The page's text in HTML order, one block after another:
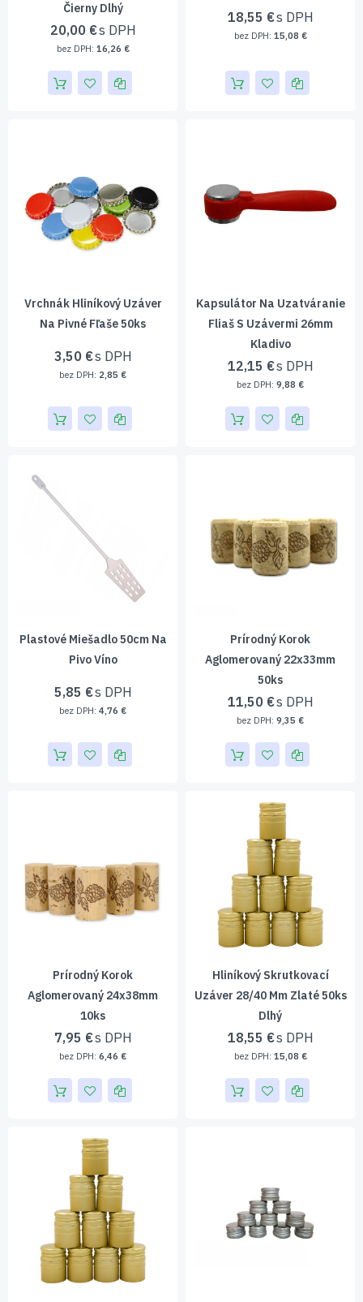
Čierny Dlhý
20,00 €
16,26 €
18,55 €
15,08 €
Vrchnák Hliníkový Uzáver
Na Pivné Fľaše 50ks
3,50 €
2,85 €
Kapsulátor Na Uzatváranie
Fliaš S Uzávermi 26mm
Kladivo
12,15 €
9,88 €
Plastové Miešadlo 50cm Na
Pivo Víno
5,85 €
4,76 €
Prírodný Korok
Aglomerovaný 22x33mm
50ks
11,50 €
9,35 €
Prírodný Korok
Aglomerovaný 24x38mm
10ks
7,95 €
6,46 €
Hliníkový Skrutkovací
Uzáver 28/40 Mm Zlaté 50ks
Dlhý
18,55 €
15,08 €